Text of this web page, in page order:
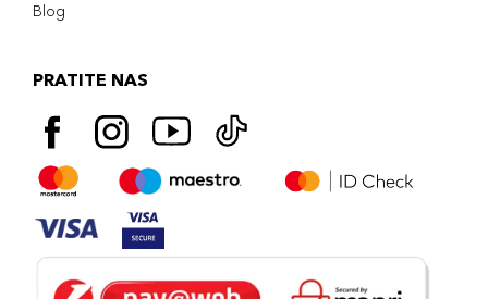
Blog
PRATITE NAS